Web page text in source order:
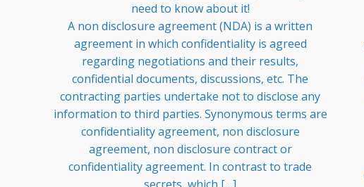
need to know about it!
A non disclosure agreement (NDA) is a written
agreement in which confidentiality is agreed
regarding negotiations and their results,
confidential documents, discussions, etc. The
contracting parties undertake not to disclose any
information to third parties. Synonymous terms are
confidentiality agreement, non disclosure
agreement, non disclosure contract or
confidentiality agreement. In contrast to trade